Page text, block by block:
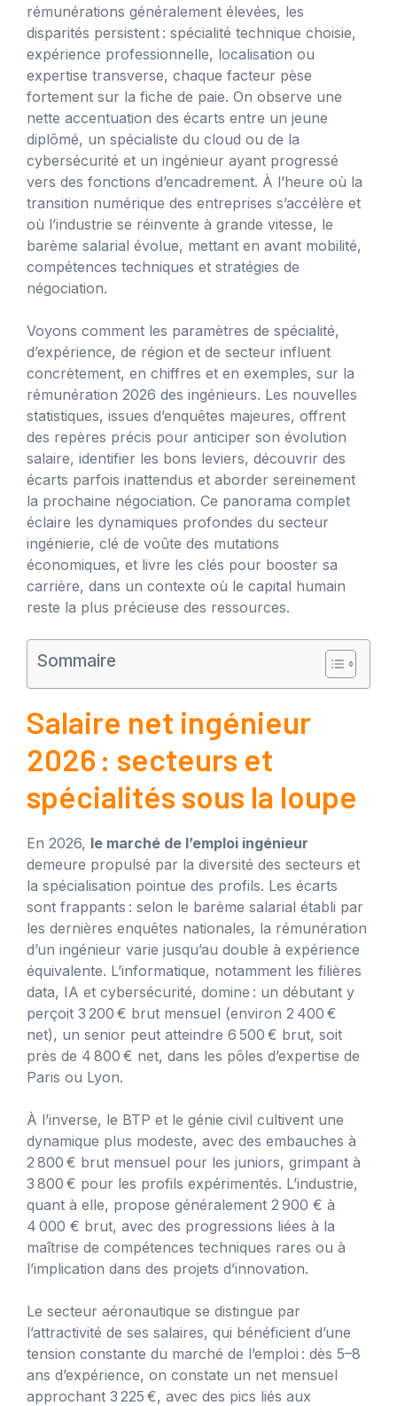
rémunérations généralement élevées, les
disparités persistent : spécialité technique choisie,
expérience professionnelle, localisation ou
expertise transverse, chaque facteur pèse
fortement sur la fiche de paie. On observe une
nette accentuation des écarts entre un jeune
diplômé, un spécialiste du cloud ou de la
cybersécurité et un ingénieur ayant progressé
vers des fonctions d’encadrement. À l’heure où la
transition numérique des entreprises s’accélère et
où l’industrie se réinvente à grande vitesse, le
barème salarial évolue, mettant en avant mobilité,
compétences techniques et stratégies de
négociation.
Voyons comment les paramètres de spécialité,
d’expérience, de région et de secteur influent
concrètement, en chiffres et en exemples, sur la
rémunération 2026 des ingénieurs. Les nouvelles
statistiques, issues d’enquêtes majeures, offrent
des repères précis pour anticiper son évolution
salaire, identifier les bons leviers, découvrir des
écarts parfois inattendus et aborder sereinement
la prochaine négociation. Ce panorama complet
éclaire les dynamiques profondes du secteur
ingénierie, clé de voûte des mutations
économiques, et livre les clés pour booster sa
carrière, dans un contexte où le capital humain
reste la plus précieuse des ressources.
Sommaire
Salaire net ingénieur
2026 : secteurs et
spécialités sous la loupe
En 2026, le marché de l’emploi ingénieur
demeure propulsé par la diversité des secteurs et
la spécialisation pointue des profils. Les écarts
sont frappants : selon le barème salarial établi par
les dernières enquêtes nationales, la rémunération
d’un ingénieur varie jusqu’au double à expérience
équivalente. L’informatique, notamment les filières
data, IA et cybersécurité, domine : un débutant y
perçoit 3 200 € brut mensuel (environ 2 400 €
net), un senior peut atteindre 6 500 € brut, soit
près de 4 800 € net, dans les pôles d’expertise de
Paris ou Lyon.
À l’inverse, le BTP et le génie civil cultivent une
dynamique plus modeste, avec des embauches à
2 800 € brut mensuel pour les juniors, grimpant à
3 800 € pour les profils expérimentés. L’industrie,
quant à elle, propose généralement 2 900 € à
4 000 € brut, avec des progressions liées à la
maîtrise de compétences techniques rares ou à
l’implication dans des projets d’innovation.
Le secteur aéronautique se distingue par
l’attractivité de ses salaires, qui bénéficient d’une
tension constante du marché de l’emploi : dès 5–8
ans d’expérience, on constate un net mensuel
approchant 3 225 €, avec des pics liés aux